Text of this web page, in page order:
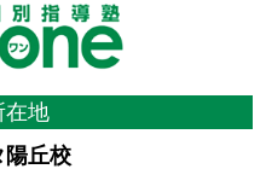
在地
陽丘校